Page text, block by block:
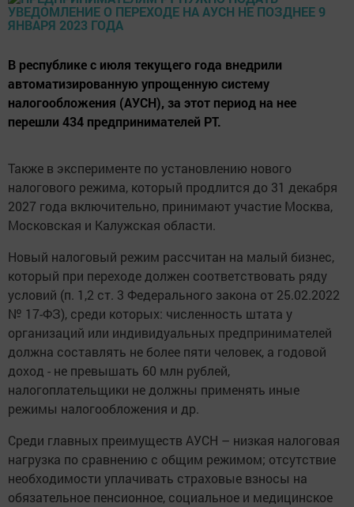
В республике с июля текущего года внедрили
автоматизированную упрощенную систему
налогообложения (АУСН), за этот период на нее
перешли 434 предпринимателей РТ.
Также в эксперименте по установлению нового
налогового режима, который продлится до 31 декабря
2027 года включительно, принимают участие Москва,
Московская и Калужская области.
Новый налоговый режим рассчитан на малый бизнес,
который при переходе должен соответствовать ряду
условий (п. 1,2 ст. 3 Федерального закона от 25.02.2022
№ 17-ФЗ), среди которых: численность штата у
организаций или индивидуальных предпринимателей
должна составлять не более пяти человек, а годовой
доход - не превышать 60 млн рублей,
налогоплательщики не должны применять иные
режимы налогообложения и др.
Среди главных преимуществ АУСН – низкая налоговая
нагрузка по сравнению с общим режимом; отсутствие
необходимости уплачивать страховые взносы на
обязательное пенсионное, социальное и медицинское